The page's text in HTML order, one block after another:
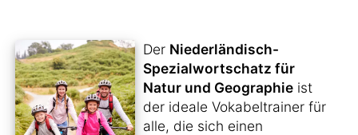
Der Niederländisch-
Spezialwortschatz für
Natur und Geographie ist
der ideale Vokabeltrainer für
alle, die sich einen